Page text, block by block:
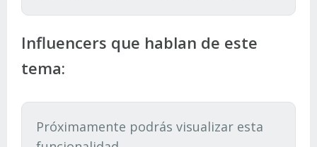
Influencers que hablan de este
tema:
Próximamente podrás visualizar esta